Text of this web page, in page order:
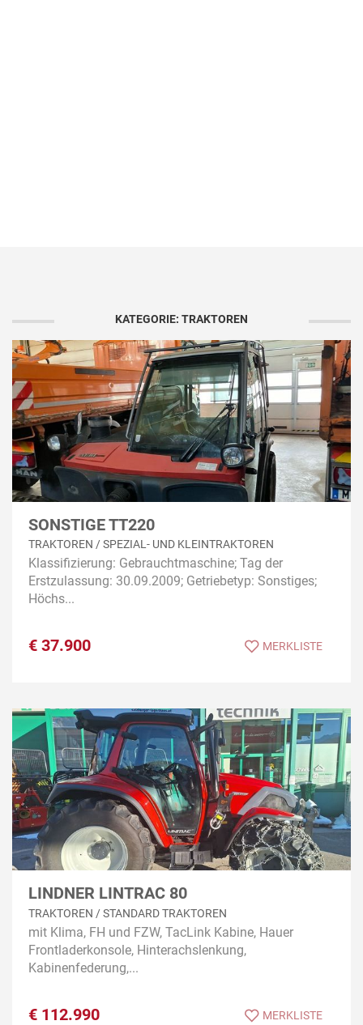
KATEGORIE: TRAKTOREN
SONSTIGE TT220
TRAKTOREN / SPEZIAL- UND KLEINTRAKTOREN
Klassifizierung: Gebrauchtmaschine; Tag der
Erstzulassung: 30.09.2009; Getriebetyp: Sonstiges;
Höchs...
€ 37.900 MERKLISTE
LINDNER LINTRAC 80
TRAKTOREN / STANDARD TRAKTOREN
mit Klima, FH und FZW, TacLink Kabine, Hauer
Frontladerkonsole, Hinterachslenkung,
Kabinenfederung,...
€ 112.990 MERKLISTE